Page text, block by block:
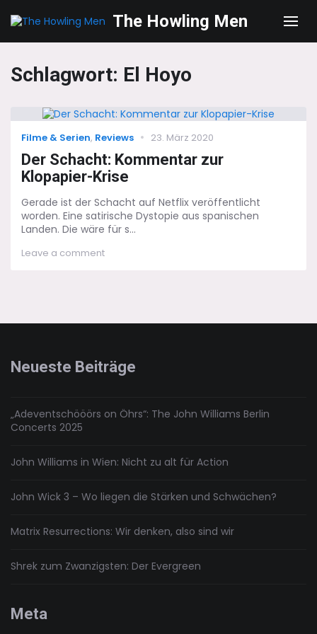
The Howling Men
Schlagwort: El Hoyo
Categories
Filme & Serien, Reviews
Posted
23. März 2020
Der Schacht: Kommentar zur
Klopapier-Krise
Gerade ist der Schacht auf Netflix veröffentlicht
worden. Eine satirische Dystopie aus spanischen
Landen. Die wäre für s...
Leave a commenton
Neueste Beiträge
„Adeventschööörs on Öhrs“: The John Williams Berlin
Concerts 2025
John Williams in Wien: Nicht zu alt für Action
John Wick 3 – Wo liegen die Stärken und Schwächen?
Matrix Resurrections: Wir denken, also sind wir
Shrek zum Zwanzigsten: Der Evergreen
Meta